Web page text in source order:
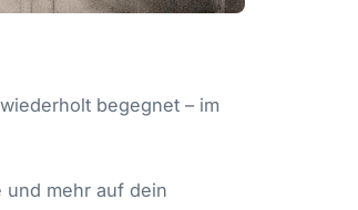
begegnet – im
und mehr auf dein